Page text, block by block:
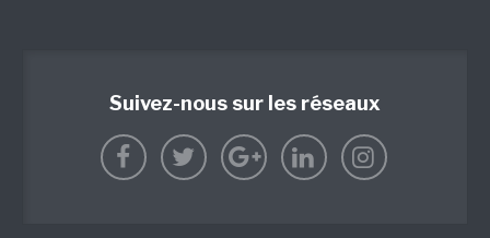
Suivez-nous sur les réseaux